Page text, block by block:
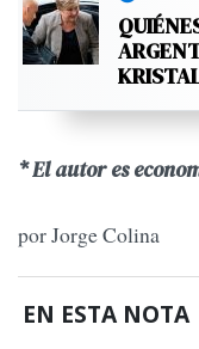
* El autor es
por Jorge Colina
EN ESTA NOTA